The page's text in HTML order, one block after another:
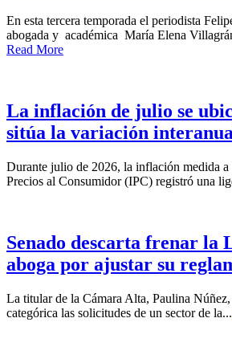
En esta tercera temporada el periodista
abogada y académica María Elena
Read More
La inflación de julio se
sitúa la variación
Durante julio de 2026, la inflación medida a
Precios al Consumidor (IPC) registró una
Senado descarta frenar la
aboga por ajustar su
La titular de la Cámara Alta, Paulina Núñez,
categórica las solicitudes de un sector de la...